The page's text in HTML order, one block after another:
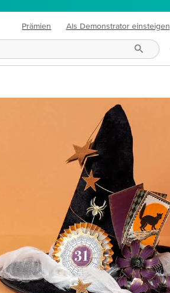
Prämien Als Demonstrator einsteigen